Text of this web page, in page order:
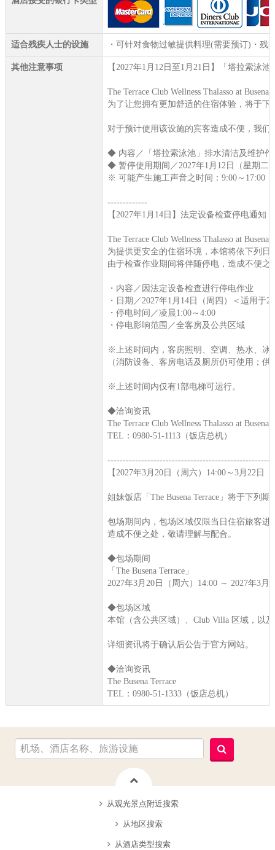
适合残疾人士的设施 ・可针对食物过敏提供料理(需要预订)・
其他注意事项 【2027年1月12日至1月21日】「塔拉索泳
The Terrace Club Wellness Thalasso at
为了让您拥有更加舒适的住宿体验，将于
对于预计使用该设施的宾客造成不便，我们
◆ 内容／「塔拉索泳池」排水清洁及维护作
◆ 暂停使用期间／2027年1月12日（星期二
※ 可能产生施工声音之时间：9:00～17:00
-------------
【2027年1月14日】法定设备检查停电通知
The Terrace Club Wellness Thalasso at
为提供更安全的住宿环境，本馆将依下列日
由于检查作业期间将伴随停电，造成不便
・内容／因法定设备检查进行停电作业
・日期／2027年1月14日（周四）＜适用于
・停电时间／凌晨1:00～4:00
・停电影响范围／全客房及公共区域
※上述时间内，客房照明、空调、热水、冰
（消防设备、客房电话及厕所仍可使用；
※上述时间内仅有1部电梯可运行。
◆洽询资讯
The Terrace Club Wellness Thalasso at Busena
TEL：0980-51-1113（饭店总机）
【2027年3月20日（周六）14:00～3月22日
姐妹饭店「The Busena Terrace」将于下列
包场期间内，包场区域仅限当日住宿旅客进
造成不便之处，敬请理解与配合。
◆包场期间
「The Busena Terrace」
2027年3月20日（周六）14:00 ～ 2027年3月
◆包场区域
本馆（含公共区域）、Club Villa 区域，以
详细资讯将于确认后公告于官方网站。
◆洽询资讯
The Busena Terrace
TEL：0980-51-1333（饭店总机）
从观光景点附近搜索
从地区搜索
从酒店类型搜索